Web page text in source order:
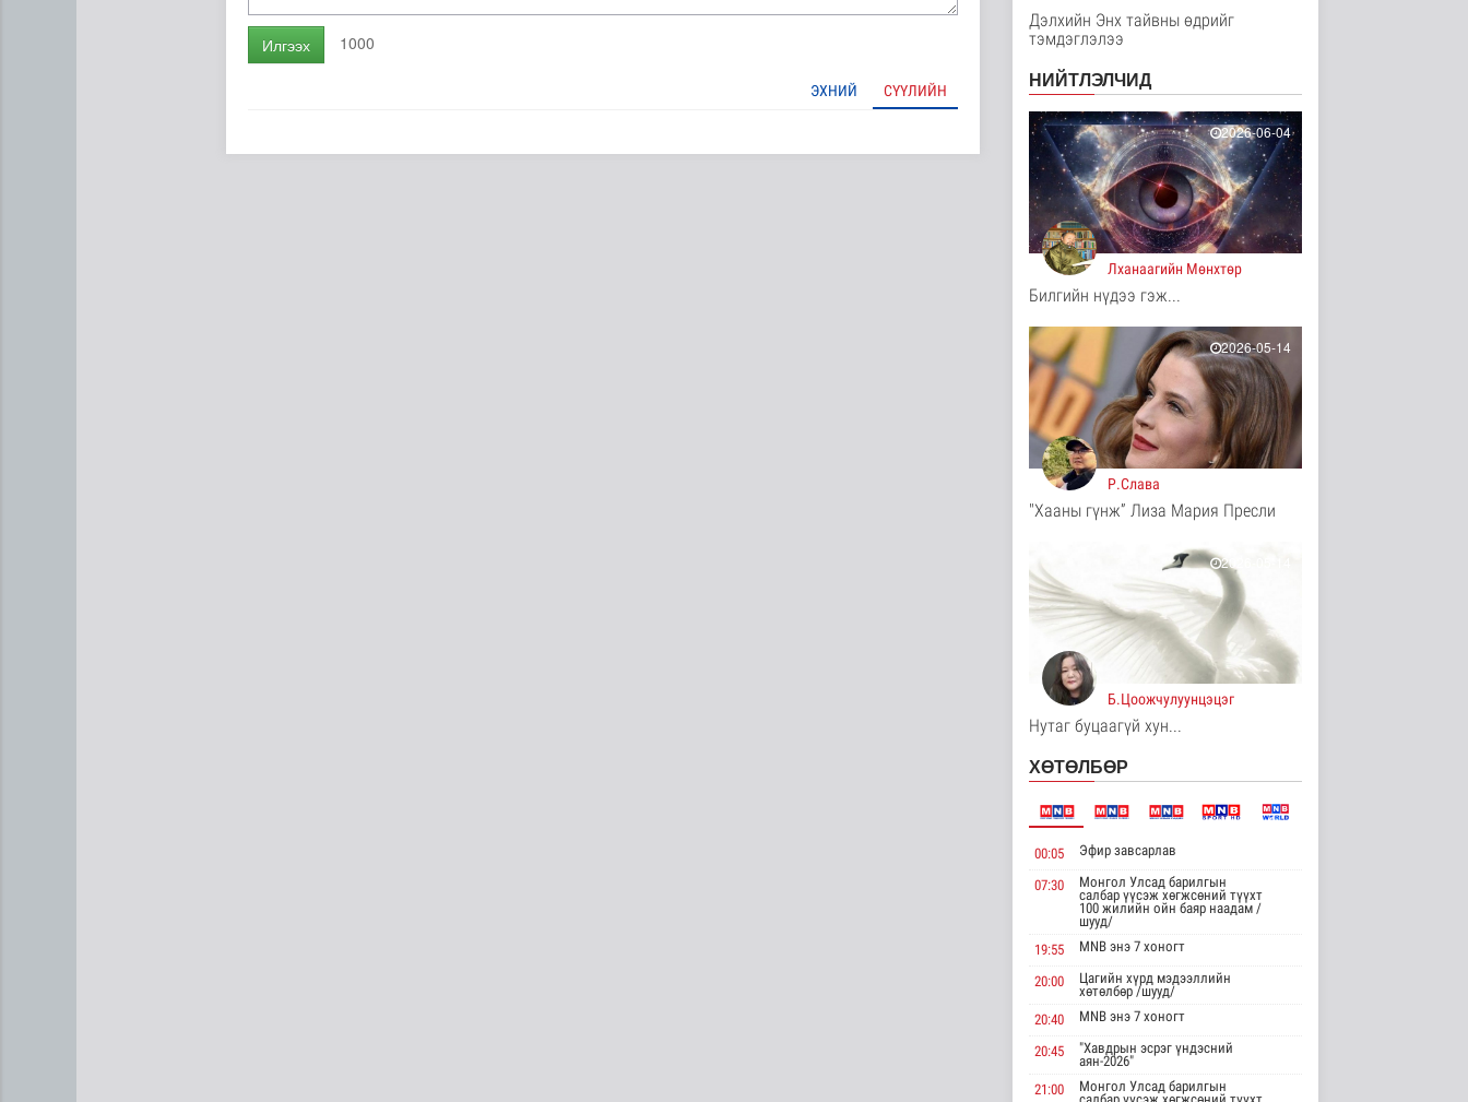
Илгээх 1000
ЭХНИЙ СҮҮЛИЙН
9 цаг 36 минутын өмнө
могойд хатгуулахаас
сэрэмжлээрэй
Эрүүл мэнд
11 цаг 44 минутын өмнө
Ц.Идэрбат: Мал
эмнэлгийн салбарын
өрсөлдөх чадва..
Нийгэм
11 цаг 53 минутын өмнө
салбарт “Oxus Metals
Улс төр
11 цаг 7 минутын өмнө
COP17 хурлын үеэр
"Нарантуул",
"Дүнжингарав" худ..
Нийгэм
11 цаг 15 минутын өмнө
Европ дахь "Монгол гэр"
Энтертайнмент
11 цаг 23 минутын өмнө
Унгар Улс эрчим хүчээ
хэмнэх зорилгоор
хязгаарла..
Дэлхийд
12 цаг 37 минутын өмнө
жолооны болон..
Нийгэм
12 цаг 42 минутын өмнө
баатарлаг тууль" эрдэм
шин..
Танин мэдэхүй
12 цаг 53 минутын өмнө
МҮОНРТ-ийн Үндэсний
зөвлөлийн даргаар
Н.Монсор д..
12 цаг 58 минутын өмнө
АНУ полисиликон
Дэлхийн Энх тайвны өдрийг
тэмдэглэлээ
НИЙТЛЭЛЧИД
2026-06-04
Лханаагийн Мөнхтөр
Билгийн нүдээ гэж...
2026-05-14
Р.Слава
"Хааны гүнж” Лиза Мария Пресли
2026-05-14
Б.Цоожчулуунцэцэг
Нутаг буцаагүй хун...
ХӨТӨЛБӨР
00:05 Эфир завсарлав
07:30
Монгол Улсад барилгын
салбар үүсэж хөгжсөний түүхт
100 жилийн ойн баяр наадам /
шууд/
19:55
MNB энэ 7 хоногт
20:00
Цагийн хүрд мэдээллийн
хөтөлбөр /шууд/
20:40
MNB энэ 7 хоногт
20:45
"Хавдрын эсрэг үндэсний
аян-2026"
21:00
Монгол Улсад барилгын